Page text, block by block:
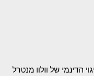
הדינמי של וולוו מנטרל